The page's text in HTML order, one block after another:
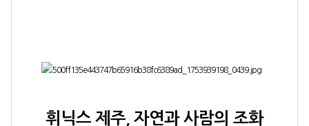
휘닉스 제주, 자연과 사람의 조화